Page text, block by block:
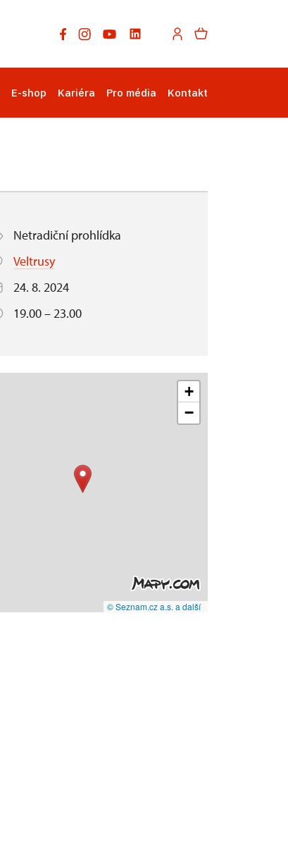
E-shop Kariéra Pro média Kontakt
Netradiční prohlídka
Veltrusy
24. 8. 2024
19.00 – 23.00
+
−
© Seznam.cz a.s. a další